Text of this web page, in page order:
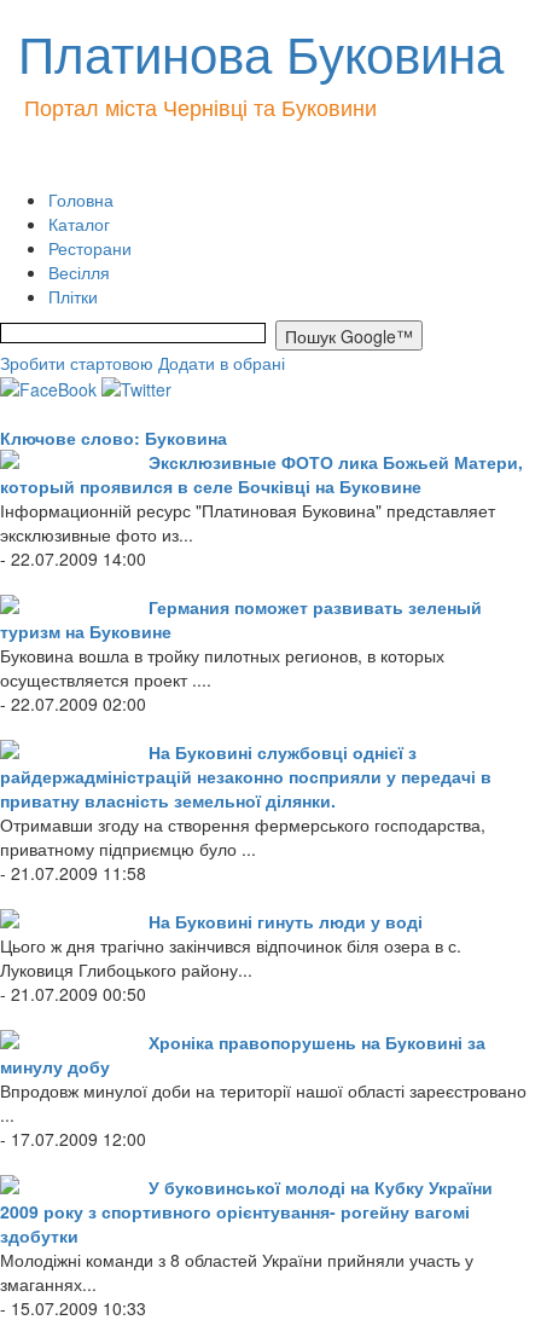
Платинова Буковина
Портал міста Чернівці та Буковини
Головна
Каталог
Ресторани
Весілля
Плітки
Зробити стартовою Додати в обрані
Ключове слово: Буковина
Эксклюзивные ФОТО лика Божьей Матери,
который проявился в селе Бочківці на Буковине
Інформационній ресурс "Платиновая Буковина" представляет
эксклюзивные фото из...
- 22.07.2009 14:00
Германия поможет развивать зеленый
туризм на Буковине
Буковина вошла в тройку пилотных регионов, в которых
осуществляется проект ....
- 22.07.2009 02:00
На Буковині службовці однієї з
райдержадміністрацій незаконно посприяли у передачі в
приватну власність земельної ділянки.
Отримавши згоду на створення фермерського господарства,
приватному підприємцю було ...
- 21.07.2009 11:58
На Буковині гинуть люди у воді
Цього ж дня трагічно закінчився відпочинок біля озера в с.
Луковиця Глибоцького району...
- 21.07.2009 00:50
Хроніка правопорушень на Буковині за
минулу добу
Впродовж минулої доби на території нашої області зареєстровано
...
- 17.07.2009 12:00
У буковинської молоді на Кубку України
2009 року з спортивного орієнтування- рогейну вагомі
здобутки
Молодіжні команди з 8 областей України прийняли участь у
змаганнях...
- 15.07.2009 10:33